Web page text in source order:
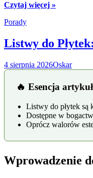
Czytaj więcej »
Porady
Listwy do
4 sierpnia 2026Oskar
🔥 Esencja
Listwy do płytek są
Dostępne w
Oprócz walorów
Wprowadzenie